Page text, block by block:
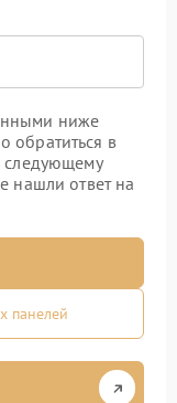
ниже
обратиться в
следующему
нашли ответ на
панелей